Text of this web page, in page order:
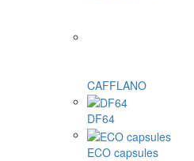
CAFFLANO
DF64
ECO capsules